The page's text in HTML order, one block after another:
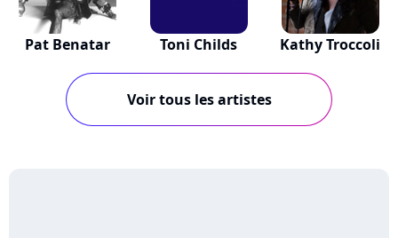
Pat Benatar Toni Childs Kathy Troccoli
Voir tous les artistes